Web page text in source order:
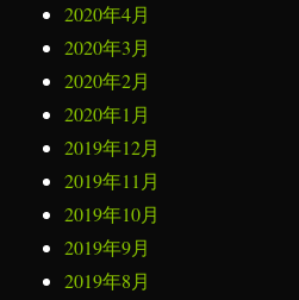
2020年4月
2020年3月
2020年2月
2020年1月
2019年12月
2019年11月
2019年10月
2019年9月
2019年8月